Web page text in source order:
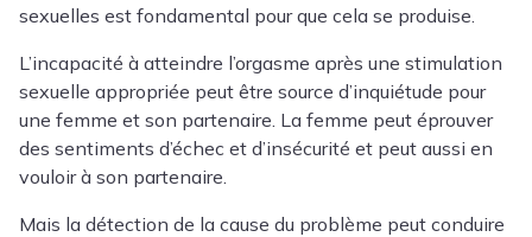
sexuelles est fondamental pour que cela se produise.
L’incapacité à atteindre l’orgasme après une stimulation
sexuelle appropriée peut être source d’inquiétude pour
une femme et son partenaire. La femme peut éprouver
des sentiments d’échec et d’insécurité et peut aussi en
vouloir à son partenaire.
Mais la détection de la cause du problème peut conduire